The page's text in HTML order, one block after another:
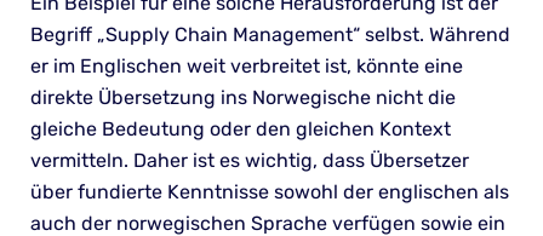
Begriff „Supply Chain Management“ selbst. Während
er im Englischen weit verbreitet ist, könnte eine
direkte Übersetzung ins Norwegische nicht die
gleiche Bedeutung oder den gleichen Kontext
vermitteln. Daher ist es wichtig, dass Übersetzer
über fundierte Kenntnisse sowohl der englischen als
auch der norwegischen Sprache verfügen sowie ein